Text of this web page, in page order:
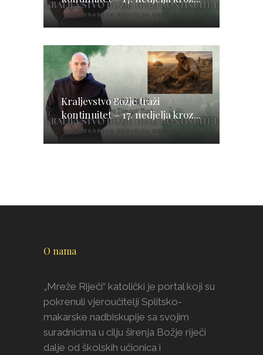
Kraljevstvo Božje traži
kontinuitet – 17. nedjelja kroz...
O nama
„Mreže Riječi“ katolički je portal koji su
pokrenuli vjeroučitelji Splitsko-
makarske nadbiskupije sa svojim
suradnicima u cilju širenja Božje riječi
dalje od školskih učionica i